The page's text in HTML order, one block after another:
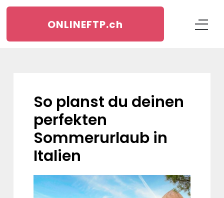
ONLINEFTP.ch
So planst du deinen
perfekten
Sommerurlaub in
Italien